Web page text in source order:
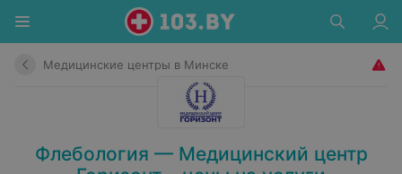
Медицинские центры в Минске
Флебология — Медицинский центр